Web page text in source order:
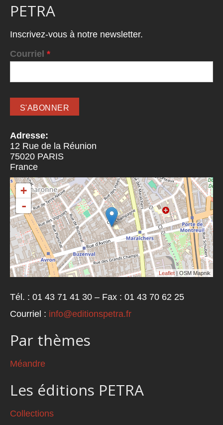
PETRA
Inscrivez-vous à notre newsletter.
Courriel *
Adresse:
12 Rue de la Réunion
75020 PARIS
France
+
-
Leaflet | OSM Mapnik
Tél. : 01 43 71 41 30 – Fax : 01 43 70 62 25
Courriel : info@editionspetra.fr
Par thèmes
Méandre
Les éditions PETRA
Collections